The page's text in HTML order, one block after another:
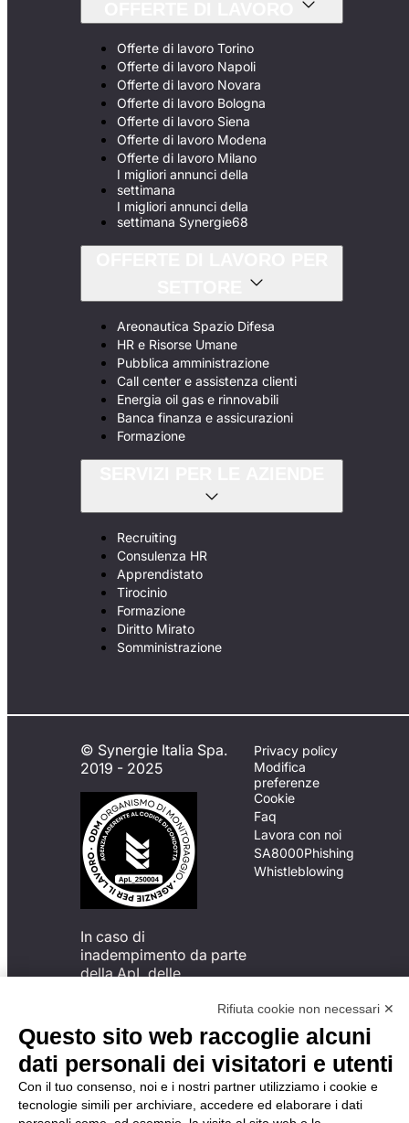
Offerte di lavoro Torino
Offerte di lavoro Napoli
Offerte di lavoro Novara
Offerte di lavoro Bologna
Offerte di lavoro Siena
Offerte di lavoro Modena
Offerte di lavoro Milano
I migliori annunci della
settimana
I migliori annunci della
settimana Synergie68
Areonautica Spazio Difesa
HR e Risorse Umane
Pubblica amministrazione
Call center e assistenza clienti
Energia oil gas e rinnovabili
Banca finanza e assicurazioni
Formazione
Recruiting
Consulenza HR
Apprendistato
Tirocinio
Formazione
Diritto Mirato
Somministrazione
© Synergie Italia Spa.
2019 - 2025
In caso di
inadempimento da parte
della ApL delle
del Codice di Condotta, è
possibile presentare un
reclamo
all’Organismo di
Monitoraggio utilizzando
una delle modalità
descritte al seguente
Privacy policy
Modifica
preferenze
Cookie
Faq
Lavora con noi
SA8000Phishing
Whistleblowing
Rifiuta cookie non necessari ✕
Questo sito web raccoglie alcuni
dati personali dei visitatori e utenti
Con il tuo consenso, noi e i nostri partner utilizziamo i cookie e
tecnologie simili per archiviare, accedere ed elaborare i dati